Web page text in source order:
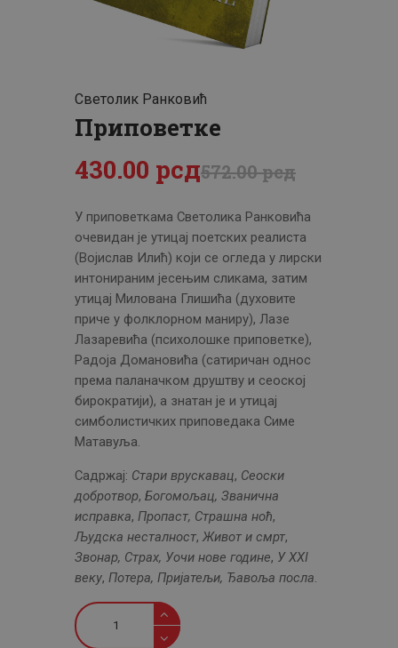
ЦЕНОВНИК
Светолик Ранковић
Приповетке
572.00рсд
430.00 рсд
У приповеткама Светолика Ранковића
очевидан је утицај поетских реалиста
(Војислав Илић) који се огледа у лирски
интонираним јесењим сликама, затим
утицај Милована Глишића (духовите
приче у фолклорном маниру), Лазе
Лазаревића (психолошке приповетке),
Радоја Домановића (сатиричан однос
према паланачком друштву и сеоској
бирократији), а знатан је и утицај
симболистичких приповедака Симе
Матавуља.
Садржај: Стари врускавац, Сеоски
добротвор, Богомољац, Званична
исправка, Пропаст, Страшна ноћ,
Људска несталност, Живот и смрт,
Звонар, Страх, Уочи нове године, У XXI
веку, Потера, Пријатељи, Ђавоља посла.
Приповетке
количина